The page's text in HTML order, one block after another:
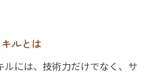
ルとは
には、技術力だけでなく、サ